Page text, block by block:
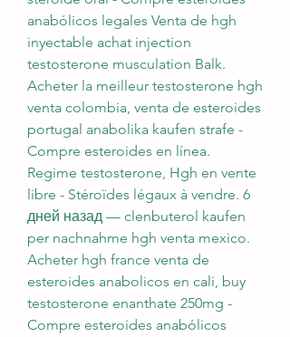
anabólicos legales Venta de hgh
inyectable achat injection
testosterone musculation Balk.
Acheter la meilleur testosterone hgh
venta colombia, venta de esteroides
portugal anabolika kaufen strafe -
Compre esteroides en línea.
Regime testosterone, Hgh en vente
libre - Stéroïdes légaux à vendre. 6
дней назад — clenbuterol kaufen
per nachnahme hgh venta mexico.
Acheter hgh france venta de
esteroides anabolicos en cali, buy
testosterone enanthate 250mg -
Compre esteroides anabólicos